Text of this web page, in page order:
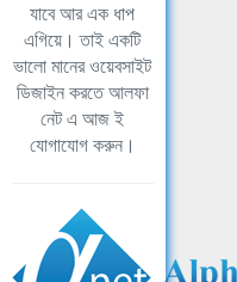
যাবে আর এক ধাপ
এগিয়ে। তাই একটি
ভালো মানের ওয়েবসাইট
ডিজাইন করতে আলফা
নেট এ আজ ই
যোগাযোগ করুন।